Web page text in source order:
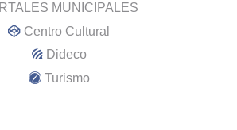
MUNICIPALES
Centro Cultural
Dideco
Turismo